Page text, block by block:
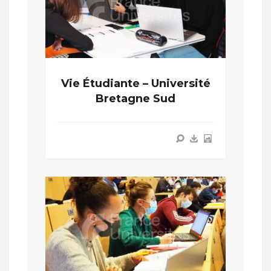
Vie Étudiante – Université
Bretagne Sud